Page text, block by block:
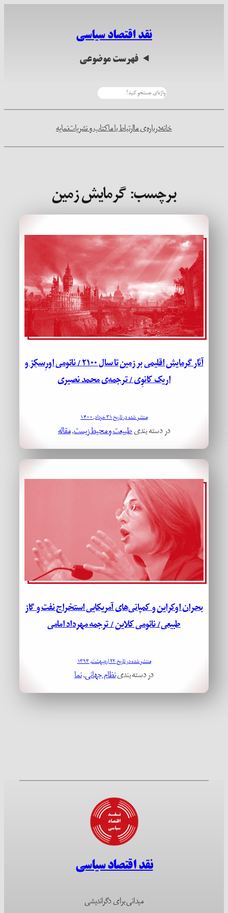
نقد اقتصاد سیاسی
فهرست موضوعی
خانهدرباره‌ی ماارتباط با ماکتاب و نشریاتنمایه
برچسب:گرمایش زمین
آثار گرمایش اقلیمی بر زمین تا سال ۲۱۰۰ / نائومی اورِسکِز و
اریک کانوِی / ترجمه‌ی محمد نصیری
منتشر شده در تاریخ ۳۱ خرداد, ۱۴۰۰
در دسته بندیطبیعت و محیط زیست, مقاله
بحران اوکراین و کمپانی‌­های آمریکایی استخراج نفت و گاز
طبیعی/ نائومی کلاین / ترجمه مهرداد امامی
منتشر شده در تاریخ ۲۲ اردیبهشت, ۱۳۹۳
در دسته بندینظام جهانی, نما
نقد اقتصاد سیاسی
میدانی برای دگراندیشی